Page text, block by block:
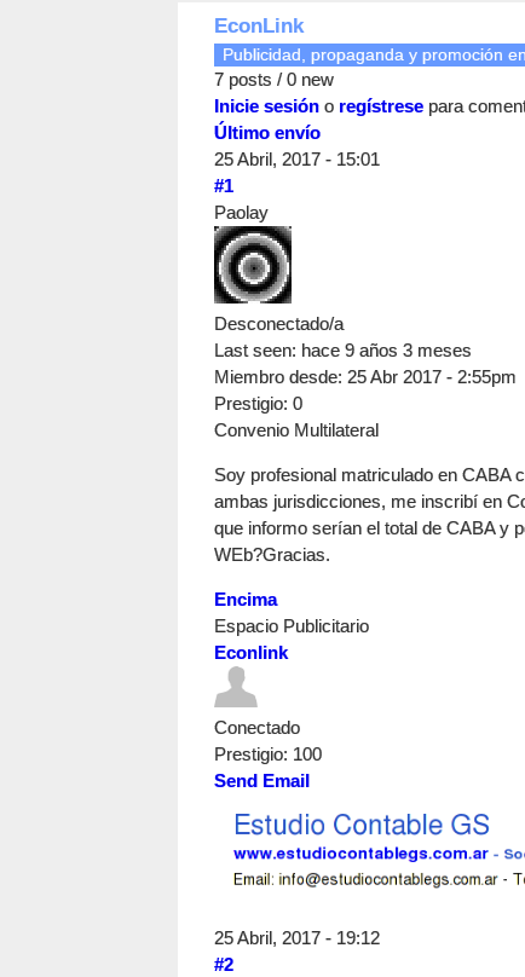
EconLink
Publicidad, propaganda y promoción
7 posts / 0 new
Inicie sesión o regístrese para
Último envío
25 Abril, 2017 - 15:01
#1
Paolay
Desconectado/a
Last seen: hace 9 años 3 meses
Miembro desde: 25 Abr 2017 - 2:55pm
Prestigio: 0
Convenio Multilateral
Soy profesional matriculado en CABA
ambas jurisdicciones, me inscribí en
que informo serían el total de CABA y
WEb?Gracias.
Encima
Espacio Publicitario
Econlink
Conectado
Prestigio: 100
Send Email
25 Abril, 2017 - 19:12
#2